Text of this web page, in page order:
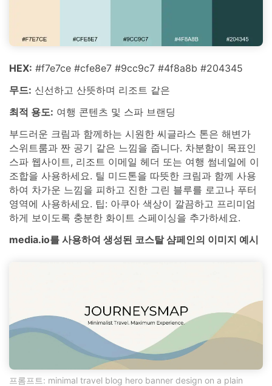
HEX: #f7e7ce #cfe8e7 #9cc9c7 #4f8a8b #204345
무드: 신선하고 산뜻하며 리조트 같은
최적 용도: 여행 콘텐츠 및 스파 브랜딩
부드러운 크림과 함께하는 시원한 씨글라스 톤은 해변가
스위트룸과 짠 공기 같은 느낌을 줍니다. 차분함이 목표인
스파 웹사이트, 리조트 이메일 헤더 또는 여행 썸네일에 이
조합을 사용하세요. 틸 미드톤을 따뜻한 크림과 함께 사용
하여 차가운 느낌을 피하고 진한 그린 블루를 로고나 푸터
영역에 사용하세요. 팁: 아쿠아 색상이 깔끔하고 프리미엄
하게 보이도록 충분한 화이트 스페이싱을 추가하세요.
media.io를 사용하여 생성된 코스탈 샴페인의 이미지 예시
프롬프트: minimal travel blog hero banner design on a plain